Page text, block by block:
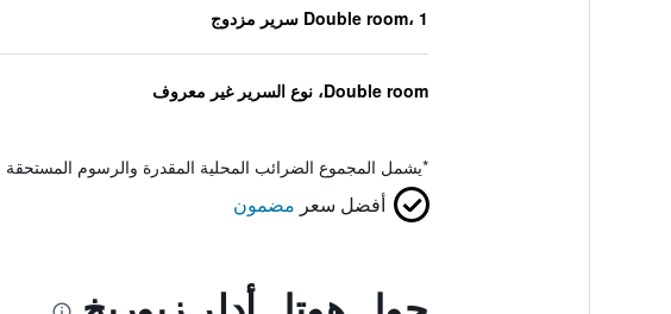
Double room، 1 سرير مزدوج
Double room، نوع السرير غير معروف
*يشمل المجموع الضرائب المحلية المقدرة والرسوم المستحقة
أفضل سعر مضمون